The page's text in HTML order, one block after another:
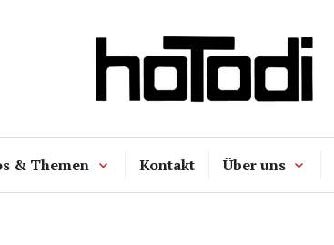
hoTodi
& Themen Kontakt Über uns